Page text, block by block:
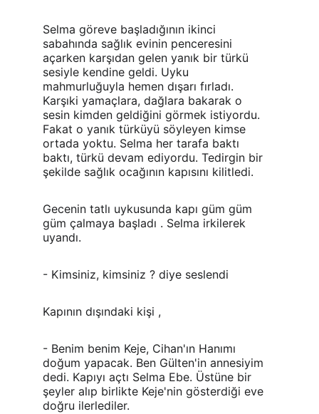
Selma göreve başladığının ikinci
sabahında sağlık evinin penceresini
açarken karşıdan gelen yanık bir türkü
sesiyle kendine geldi. Uyku
mahmurluğuyla hemen dışarı fırladı.
Karşıki yamaçlara, dağlara bakarak o
sesin kimden geldiğini görmek istiyordu.
Fakat o yanık türküyü söyleyen kimse
ortada yoktu. Selma her tarafa baktı
baktı, türkü devam ediyordu. Tedirgin bir
şekilde sağlık ocağının kapısını kilitledi.
Gecenin tatlı uykusunda kapı güm güm
güm çalmaya başladı . Selma irkilerek
uyandı.
- Kimsiniz, kimsiniz ? diye seslendi
Kapının dışındaki kişi ,
- Benim benim Keje, Cihan'ın Hanımı
doğum yapacak. Ben Gülten'in annesiyim
dedi. Kapıyı açtı Selma Ebe. Üstüne bir
şeyler alıp birlikte Keje'nin gösterdiği eve
doğru ilerlediler.